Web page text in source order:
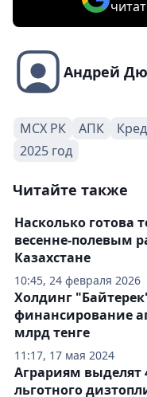
Андрей
МСХ РК АПК
2025 год
Читайте также
10:45, 24 февраля 2026
Насколько готова
весенне-полевым
Казахстане
11:17, 17 мая 2024
Холдинг
финансирование
млрд тенге
Аграриям выделят
льготного